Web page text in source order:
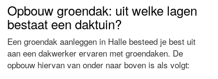
Opbouw groendak: uit welke lagen
bestaat een daktuin?
Een groendak aanleggen in Halle besteed je best uit
aan een dakwerker ervaren met groendaken. De
opbouw hiervan van onder naar boven is als volgt: